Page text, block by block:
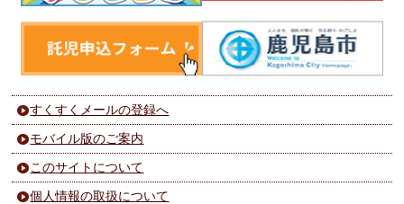
すくすくメールの登録へ
モバイル版のご案内
このサイトについて
個人情報の取扱について